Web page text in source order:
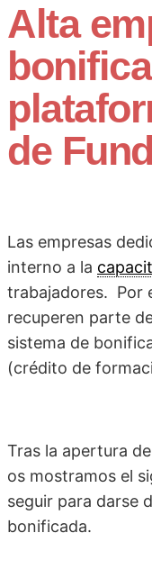
Alta
de
Las empresas
interno a la
trabajadores. Por
recuperen parte
sistema de
(crédito de
Tras la apertura
os mostramos el
seguir para darse
bonificada.